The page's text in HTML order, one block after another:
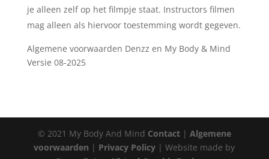
je alleen zelf op het filmpje staat. Instructors filmen
mag alleen als hiervoor toestemming wordt gegeven.
Algemene voorwaarden Denzz en My Body & Mind
Versie 08-2025
Lesblokken
Inloggen
© 2021 My Body And Mind Contact| Algemene
voorwaarden | Privacy Policy | Website made by